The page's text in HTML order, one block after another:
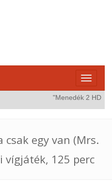
Toggle
"Menedék 2 HD
csak egy van (Mrs.
vígjáték, 125 perc